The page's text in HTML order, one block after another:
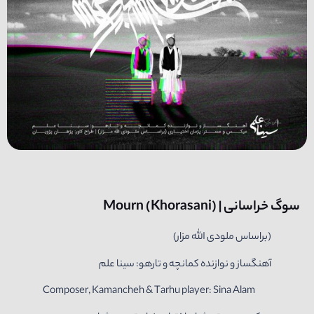
سوگ خراسانی | Mourn (Khorasani)
(براساس ملودی الله مزار)
‎آهنگساز و نوازنده کمانچه و تارهو: سینا علم
Composer, Kamancheh & Tarhu player: Sina Alam‎